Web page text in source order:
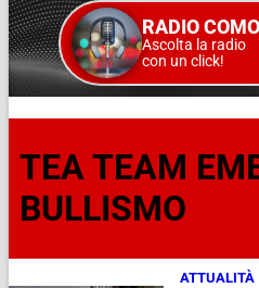
RADIO
Ascolta la radio
con un click!
TEA TEAM
BULLISMO
ATTUALITÀ